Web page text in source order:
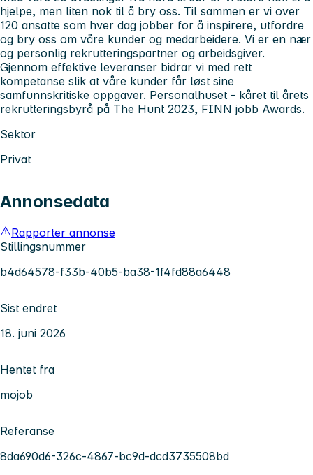
hjelpe, men liten nok til å bry oss. Til sammen er vi over
120 ansatte som hver dag jobber for å inspirere, utfordre
og bry oss om våre kunder og medarbeidere. Vi er en nær
og personlig rekrutteringspartner og arbeidsgiver.
Gjennom effektive leveranser bidrar vi med rett
kompetanse slik at våre kunder får løst sine
samfunnskritiske oppgaver. Personalhuset - kåret til årets
rekrutteringsbyrå på The Hunt 2023, FINN jobb Awards.
Sektor
Privat
Annonsedata
Rapporter annonse
Stillingsnummer
b4d64578-f33b-40b5-ba38-1f4fd88a6448
Sist endret
18. juni 2026
Hentet fra
mojob
Referanse
8da690d6-326c-4867-bc9d-dcd3735508bd